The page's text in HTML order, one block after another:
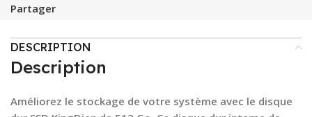
Partager
DESCRIPTION
Description
Améliorez le stockage de votre système avec le disque